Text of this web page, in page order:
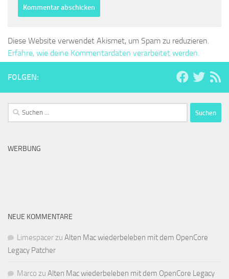
Diese Website verwendet Akismet, um Spam zu reduzieren.
Erfahre, wie deine Kommentardaten verarbeitet werden.
FOLGEN:
Suchen
nach:
WERBUNG
NEUE KOMMENTARE
Limespacerzu Alten Mac wiederbeleben mit dem OpenCore
Legacy Patcher
Marco zu Alten Mac wiederbeleben mit dem OpenCore Legacy